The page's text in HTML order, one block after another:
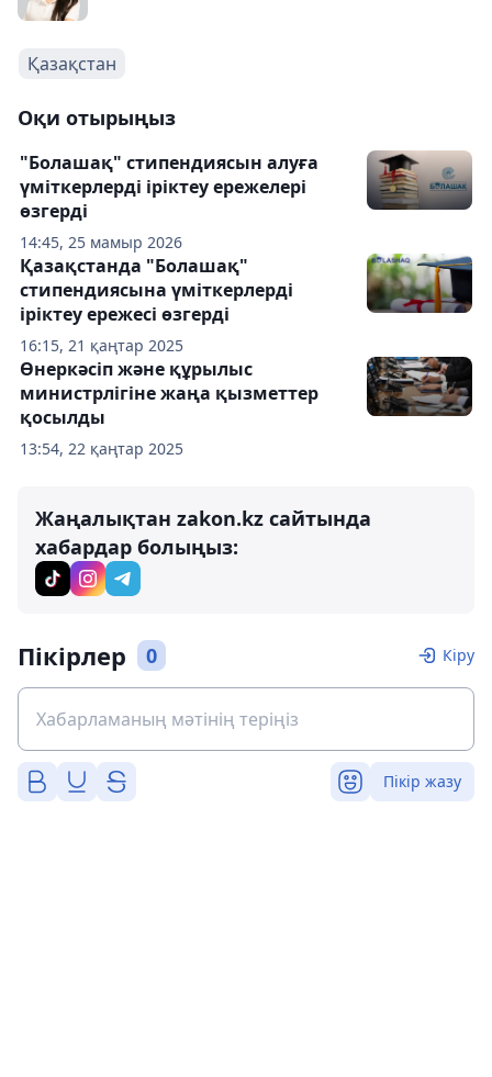
Қазақстан
Оқи отырыңыз
14:45, 25 мамыр 2026
"Болашақ" стипендиясын алуға
үміткерлерді іріктеу ережелері
өзгерді
16:15, 21 қаңтар 2025
Қазақстанда "Болашақ"
стипендиясына үміткерлерді
іріктеу ережесі өзгерді
13:54, 22 қаңтар 2025
Өнеркәсіп және құрылыс
министрлігіне жаңа қызметтер
қосылды
Жаңалықтан zakon.kz сайтында
хабардар болыңыз:
Пікірлер 0 Кіру
Пікір жазу